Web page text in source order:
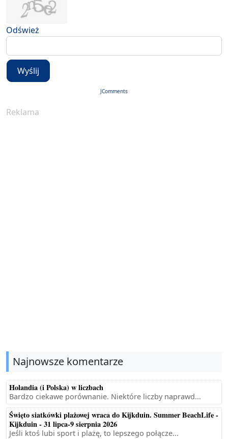
Odśwież
Wyślij
JComments
Reklama
Najnowsze komentarze
Holandia (i Polska) w liczbach
Bardzo ciekawe porównanie. Niektóre liczby naprawd...
Święto siatkówki plażowej wraca do Kijkduin. Summer BeachLife -
Kijkduin - 31 lipca-9 sierpnia 2026
Jeśli ktoś lubi sport i plażę, to lepszego połącze...